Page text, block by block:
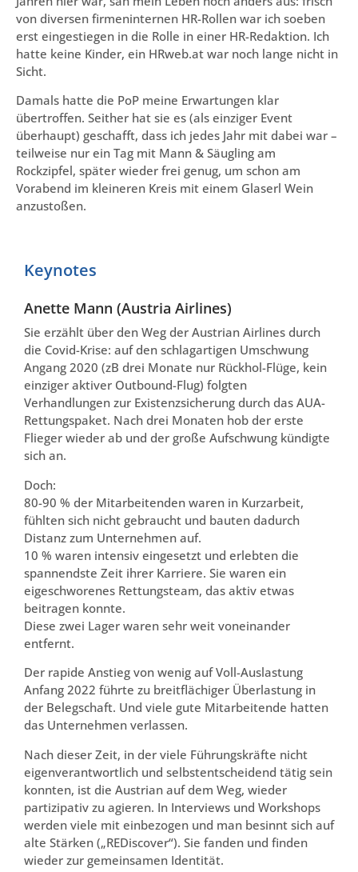
von diversen firmeninternen HR-Rollen war ich soeben
erst eingestiegen in die Rolle in einer HR-Redaktion. Ich
hatte keine Kinder, ein HRweb.at war noch lange nicht in
Sicht.
Damals hatte die PoP meine Erwartungen klar
übertroffen. Seither hat sie es (als einziger Event
überhaupt) geschafft, dass ich jedes Jahr mit dabei war –
teilweise nur ein Tag mit Mann & Säugling am
Rockzipfel, später wieder frei genug, um schon am
Vorabend im kleineren Kreis mit einem Glaserl Wein
anzustoßen.
Keynotes
Anette Mann (Austria Airlines)
Sie erzählt über den Weg der Austrian Airlines durch
die Covid-Krise: auf den schlagartigen Umschwung
Angang 2020 (zB drei Monate nur Rückhol-Flüge, kein
einziger aktiver Outbound-Flug) folgten
Verhandlungen zur Existenzsicherung durch das AUA-
Rettungspaket. Nach drei Monaten hob der erste
Flieger wieder ab und der große Aufschwung kündigte
sich an.
Doch:
80-90 % der Mitarbeitenden waren in Kurzarbeit,
fühlten sich nicht gebraucht und bauten dadurch
Distanz zum Unternehmen auf.
10 % waren intensiv eingesetzt und erlebten die
spannendste Zeit ihrer Karriere. Sie waren ein
eigeschworenes Rettungsteam, das aktiv etwas
beitragen konnte.
Diese zwei Lager waren sehr weit voneinander
entfernt.
Der rapide Anstieg von wenig auf Voll-Auslastung
Anfang 2022 führte zu breitflächiger Überlastung in
der Belegschaft. Und viele gute Mitarbeitende hatten
das Unternehmen verlassen.
Nach dieser Zeit, in der viele Führungskräfte nicht
eigenverantwortlich und selbstentscheidend tätig sein
konnten, ist die Austrian auf dem Weg, wieder
partizipativ zu agieren. In Interviews und Workshops
werden viele mit einbezogen und man besinnt sich auf
alte Stärken („REDiscover“). Sie fanden und finden
wieder zur gemeinsamen Identität.